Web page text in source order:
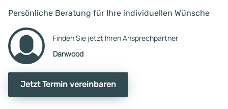
Persönliche Beratung für Ihre individuellen Wünsche
Finden Sie jetzt Ihren Ansprechpartner
Danwood
Jetzt Termin vereinbaren